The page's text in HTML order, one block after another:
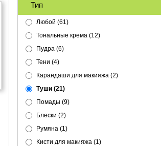
Тип
Любой (61)
Тональные крема (12)
Пудра (6)
Тени (4)
Карандаши для макияжа (2)
Туши (21)
Помады (9)
Блески (2)
Румяна (1)
Кисти для макияжа (1)